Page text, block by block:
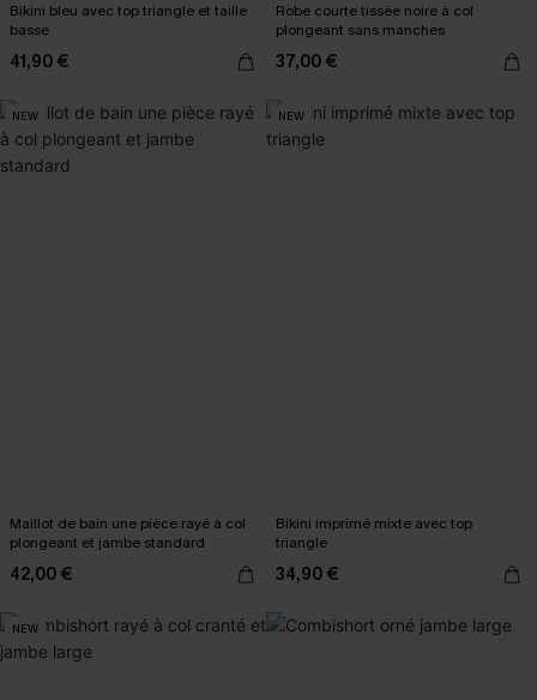
Bikini bleu avec top triangle et taille
basse
41,90 €
Robe courte tissée noire à col
plongeant sans manches
37,00 €
NEW
Maillot de bain une pièce rayé à col
plongeant et jambe standard
42,00 €
NEW
Bikini imprimé mixte avec top
triangle
34,90 €
NEW